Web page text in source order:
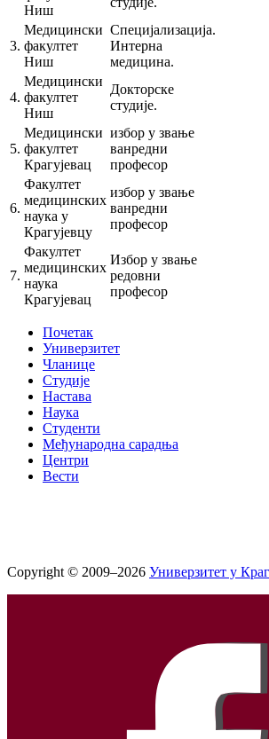
Ниш
3.
Медицински
факултет
Ниш
Специјализација.
Интерна
медицина.
4.
Медицински
факултет
Ниш
Докторске
студије.
5.
Медицински
факултет
Крагујевац
избор у звање
ванредни
професор
6.
Факултет
медицинских
наука у
Крагујевцу
избор у звање
ванредни
професор
7.
Факултет
медицинских
наука
Крагујевац
Избор у звање
редовни
професор
Почетак
Универзитет
Чланице
Студије
Настава
Наука
Студенти
Међународна сарадња
Центри
Вести
Copyright © 2009–2026 Универзитет у